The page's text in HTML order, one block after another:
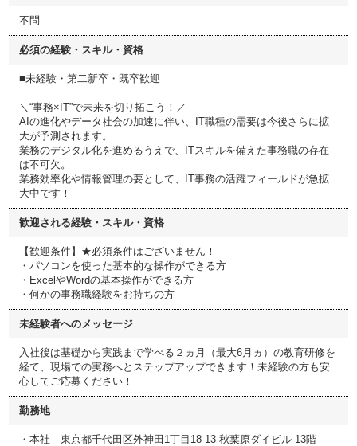
不問
必須の経験・スキル・資格
■未経験・第二新卒・既卒歓迎
＼“事務×IT”で未来を切り拓こう！／
AIの進化やデータ社会の加速に伴い、IT職種の需要は今後さらに拡
大が予測されます。
業務のデジタル化を進めるうえで、ITスキルを備えた事務職の存在
は不可欠。
業務効率化や情報管理の要として、IT事務の活躍フィールドが急拡
大中です！
歓迎される経験・スキル・資格
【歓迎条件】★必須条件はございません！
・パソコンを使った基本的な操作ができる方
・ExcelやWordの基本操作ができる方
・何かの事務職経験をお持ちの方
未経験者へのメッセージ
入社後は基礎から実践まで学べる２ヵ月（最大6月ヵ）の教育研修を
経て、現場での実務へとステップアップできます！未経験の方も安
心してご応募ください！
勤務地
・本社 東京都千代田区外神田1丁目18-13 秋葉原ダイビル 13階